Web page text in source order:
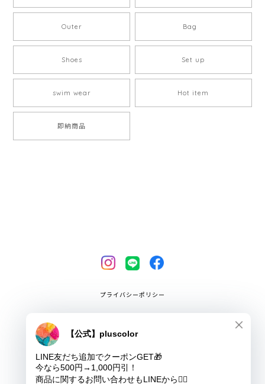
Outer Bag
Shoes Set up
swim wear Hot item
即納商品
プライバシーポリシー